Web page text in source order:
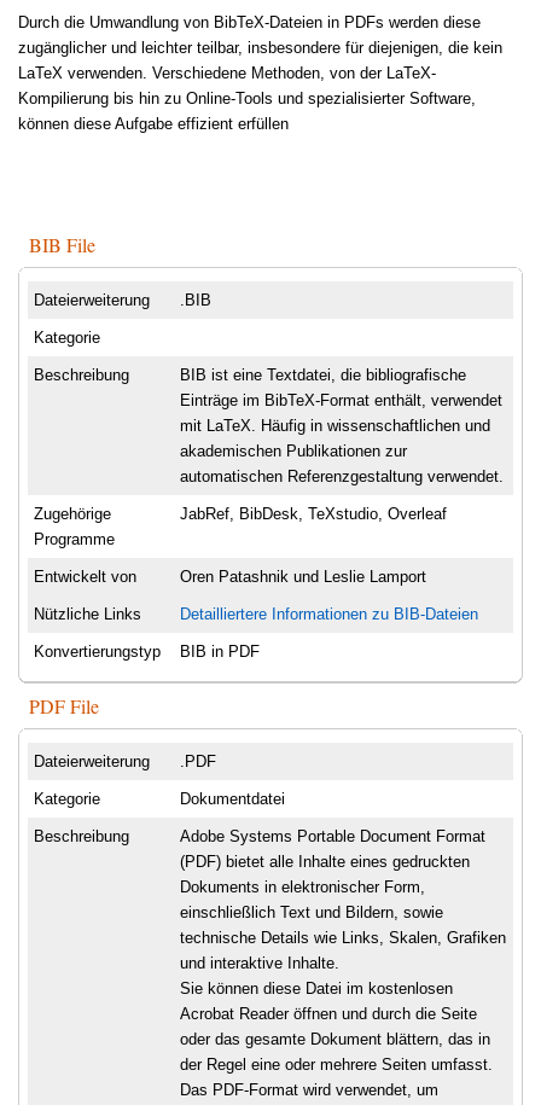
Durch die Umwandlung von BibTeX-Dateien in PDFs werden diese
zugänglicher und leichter teilbar, insbesondere für diejenigen, die kein
LaTeX verwenden. Verschiedene Methoden, von der LaTeX-
Kompilierung bis hin zu Online-Tools und spezialisierter Software,
können diese Aufgabe effizient erfüllen
BIB File
Dateierweiterung .BIB
Kategorie
Beschreibung
BIB ist eine Textdatei, die bibliografische
Einträge im BibTeX-Format enthält, verwendet
mit LaTeX. Häufig in wissenschaftlichen und
akademischen Publikationen zur
automatischen Referenzgestaltung verwendet.
Zugehörige
Programme
JabRef, BibDesk, TeXstudio, Overleaf
Entwickelt von Oren Patashnik und Leslie Lamport
Nützliche Links Detailliertere Informationen zu BIB-Dateien
Konvertierungstyp BIB in PDF
PDF File
Dateierweiterung .PDF
Kategorie Dokumentdatei
Beschreibung
Adobe Systems Portable Document Format
(PDF) bietet alle Inhalte eines gedruckten
Dokuments in elektronischer Form,
einschließlich Text und Bildern, sowie
technische Details wie Links, Skalen, Grafiken
und interaktive Inhalte.
Sie können diese Datei im kostenlosen
Acrobat Reader öffnen und durch die Seite
oder das gesamte Dokument blättern, das in
der Regel eine oder mehrere Seiten umfasst.
Das PDF-Format wird verwendet, um